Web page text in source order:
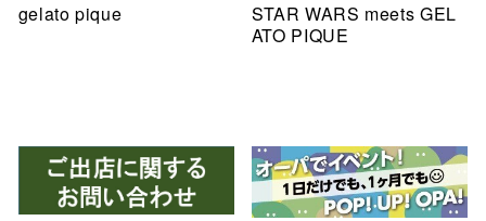
gelato pique
STAR WARS meets GEL
ATO PIQUE